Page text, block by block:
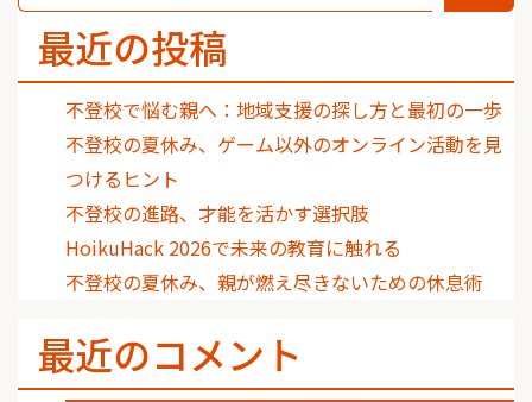
最近の投稿
不登校で悩む親へ：地域支援の探し方と最初の一歩
不登校の夏休み、ゲーム以外のオンライン活動を見
つけるヒント
不登校の進路、才能を活かす選択肢
HoikuHack 2026で未来の教育に触れる
不登校の夏休み、親が燃え尽きないための休息術
最近のコメント